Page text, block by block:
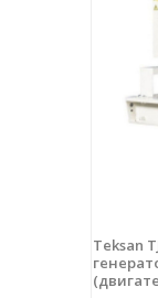
Teksan